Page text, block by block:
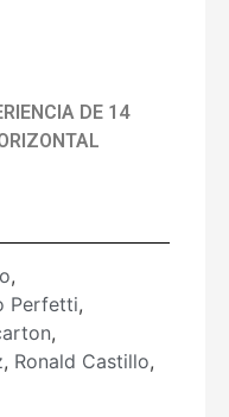
DE 14
,
Perfetti,
,
, Ronald Castillo,